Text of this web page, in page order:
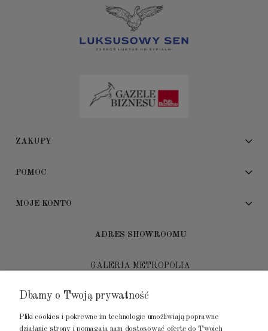
ZAKUPY
POMOC
MOJE KONTO
ADRES SHOWROOMU
GALERIA METROPOLIA
80-452 Gdańsk
tel.: 502 104 104
Dbamy o Twoją prywatność
Pliki cookies i pokrewne im technologie umożliwiają poprawne
działanie strony i pomagają nam dostosować ofertę do Twoich